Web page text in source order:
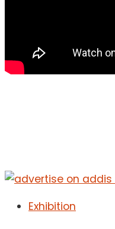
Exhibition